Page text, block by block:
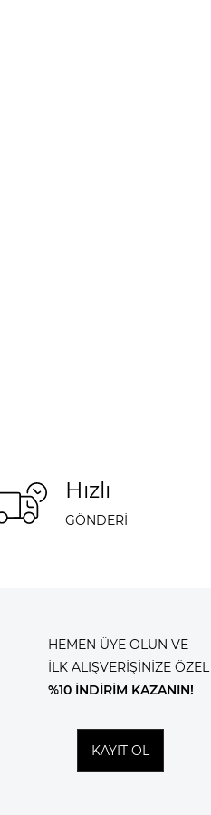
Hızlı
GÖNDERİ
HEMEN ÜYE OLUN VE
İLK ALIŞVERİŞİNİZE ÖZEL
%10 İNDİRİM KAZANIN!
KAYIT OL